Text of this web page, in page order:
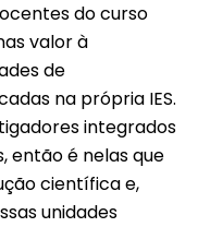
do curso
valor à
de
na própria IES.
integrados
então é nelas que
científica e,
unidades